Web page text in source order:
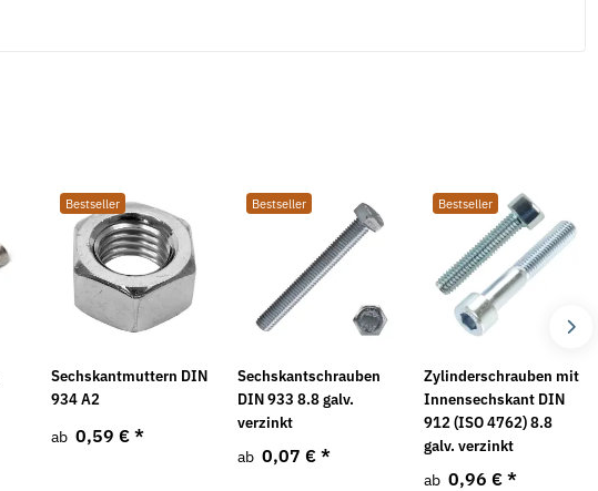
Bestseller
Sechskantmuttern DIN
934 A2
ab 0,59 € *
Bestseller
Sechskantschrauben
DIN 933 8.8 galv.
verzinkt
ab 0,07 € *
Bestseller
Zylinderschrauben mit
Innensechskant DIN
912 (ISO 4762) 8.8
galv. verzinkt
ab 0,96 € *